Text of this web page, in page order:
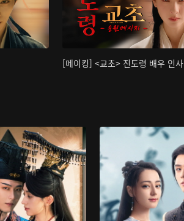
[메이킹] <교초> 진도령 배우 인사